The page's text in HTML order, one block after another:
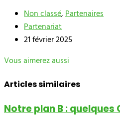
Non classé,Partenaires
Partenariat
21 février 2025
Vous aimerez aussi
Articles similaires
Notre plan B : quelques